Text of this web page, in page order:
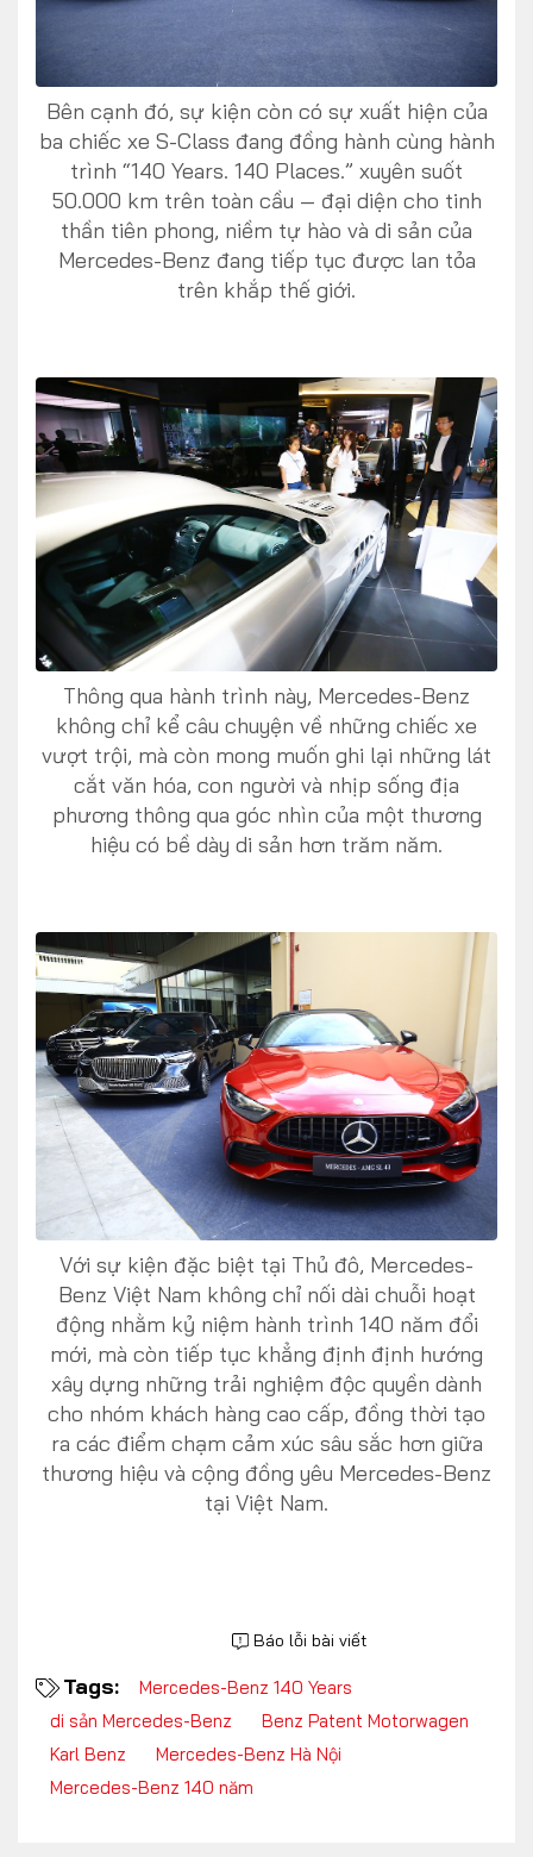
Bên cạnh đó, sự kiện còn có sự xuất hiện của
ba chiếc xe S-Class đang đồng hành cùng hành
trình “140 Years. 140 Places.” xuyên suốt
50.000 km trên toàn cầu — đại diện cho tinh
thần tiên phong, niềm tự hào và di sản của
Mercedes-Benz đang tiếp tục được lan tỏa
trên khắp thế giới.
Thông qua hành trình này, Mercedes-Benz
không chỉ kể câu chuyện về những chiếc xe
vượt trội, mà còn mong muốn ghi lại những lát
cắt văn hóa, con người và nhịp sống địa
phương thông qua góc nhìn của một thương
hiệu có bề dày di sản hơn trăm năm.
Với sự kiện đặc biệt tại Thủ đô, Mercedes-
Benz Việt Nam không chỉ nối dài chuỗi hoạt
động nhằm kỷ niệm hành trình 140 năm đổi
mới, mà còn tiếp tục khẳng định định hướng
xây dựng những trải nghiệm độc quyền dành
cho nhóm khách hàng cao cấp, đồng thời tạo
ra các điểm chạm cảm xúc sâu sắc hơn giữa
thương hiệu và cộng đồng yêu Mercedes-Benz
tại Việt Nam.
Báo lỗi bài viết
Tags:
Mercedes-Benz 140 Years
di sản Mercedes-Benz
Benz Patent Motorwagen
Karl Benz
Mercedes-Benz Hà Nội
Mercedes-Benz 140 năm